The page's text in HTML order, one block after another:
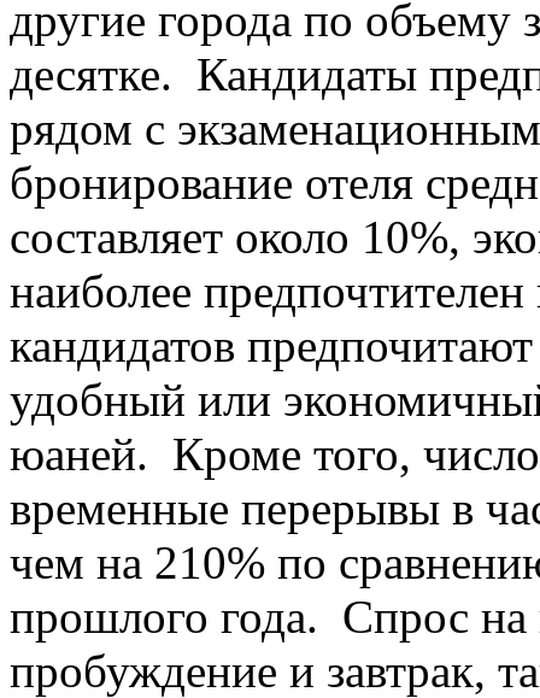
другие города по объему
десятке. Кандидаты
рядом с
бронирование отеля
составляет около 10%,
наиболее
кандидатов
удобный или
юаней. Кроме того,
временные перерывы в
чем на 210% по
прошлого года. Спрос на
пробуждение и завтрак,